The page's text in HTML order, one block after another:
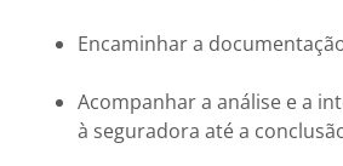
Encaminhar a
Acompanhar a análise e a
à seguradora até a